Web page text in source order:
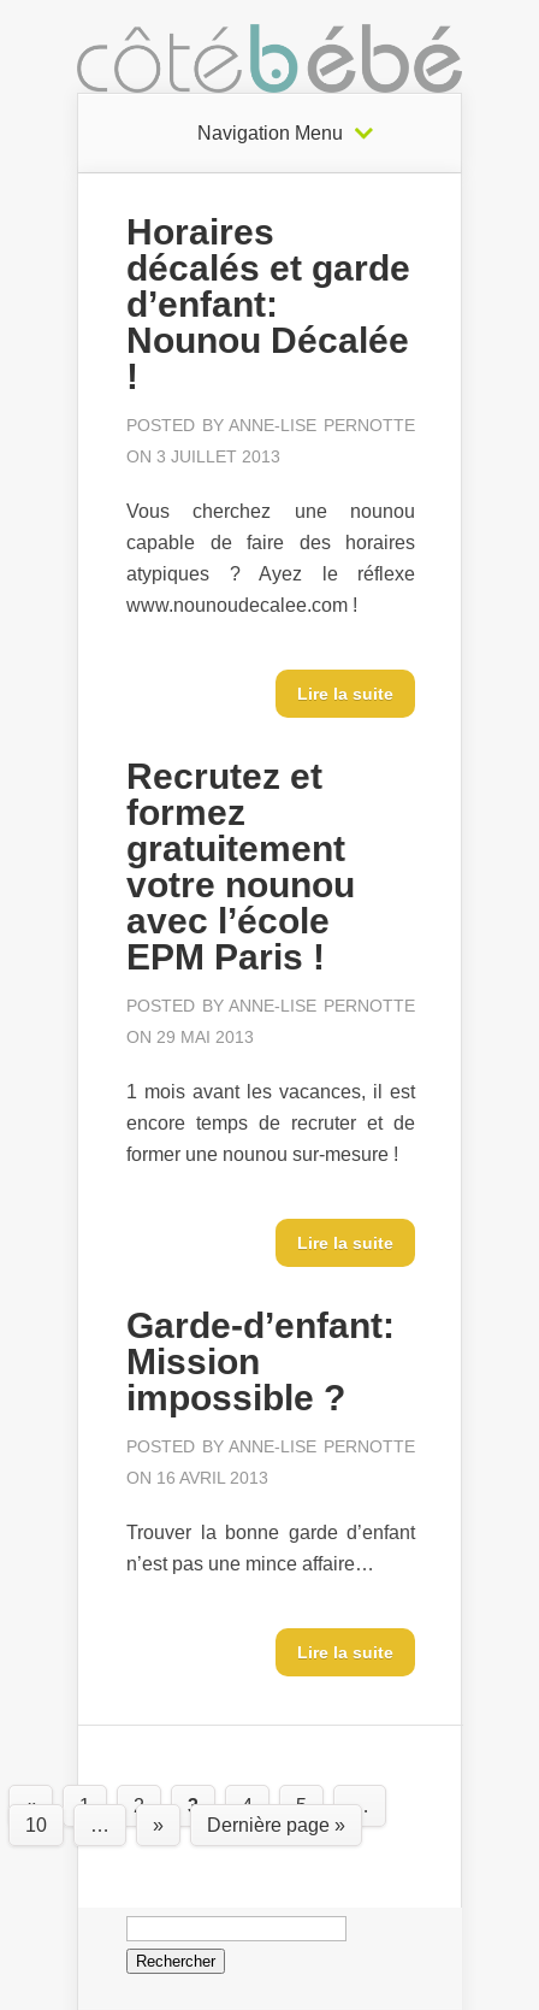
Navigation Menu
Horaires
décalés et garde
d’enfant:
Nounou Décalée
!
POSTED BYANNE-LISE PERNOTTE
ON 3 JUILLET 2013
Vous cherchez une nounou
capable de faire des horaires
atypiques ? Ayez le réflexe
www.nounoudecalee.com !
Lire la suite
Recrutez et
formez
gratuitement
votre nounou
avec l’école
EPM Paris !
POSTED BYANNE-LISE PERNOTTE
ON 29 MAI 2013
1 mois avant les vacances, il est
encore temps de recruter et de
former une nounou sur-mesure !
Lire la suite
Garde-d’enfant:
Mission
impossible ?
POSTED BYANNE-LISE PERNOTTE
ON 16 AVRIL 2013
Trouver la bonne garde d’enfant
n’est pas une mince affaire…
Lire la suite
« 1 2 3 4 5
…
10
… » Dernière page »
Rechercher :